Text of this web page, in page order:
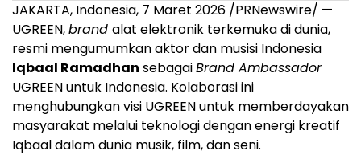
JAKARTA, Indonesia, 7 Maret 2026 /PRNewswire/ —
UGREEN,brand alat elektronik terkemuka di dunia,
resmi mengumumkan aktor dan musisi Indonesia
Iqbaal Ramadhan sebagaiBrand Ambassador
UGREEN untuk Indonesia. Kolaborasi ini
menghubungkan visi UGREEN untuk memberdayakan
masyarakat melalui teknologi dengan energi kreatif
Iqbaal dalam dunia musik, film, dan seni.